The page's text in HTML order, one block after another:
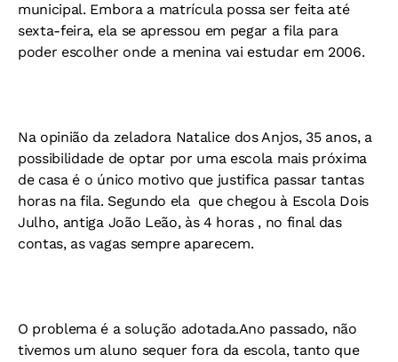
municipal. Embora a matrícula possa ser feita até
sexta-feira, ela se apressou em pegar a fila para
poder escolher onde a menina vai estudar em 2006.
Na opinião da zeladora Natalice dos Anjos, 35 anos, a
possibilidade de optar por uma escola mais próxima
de casa é o único motivo que justifica passar tantas
horas na fila. Segundo ela  que chegou à Escola Dois
Julho, antiga João Leão, às 4 horas , no final das
contas, as vagas sempre aparecem.
O problema é a solução adotada.Ano passado, não
tivemos um aluno sequer fora da escola, tanto que